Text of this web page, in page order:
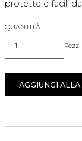
protette e facili
QUANTITÀ
Quantità Pezzi
AGGIUNGI